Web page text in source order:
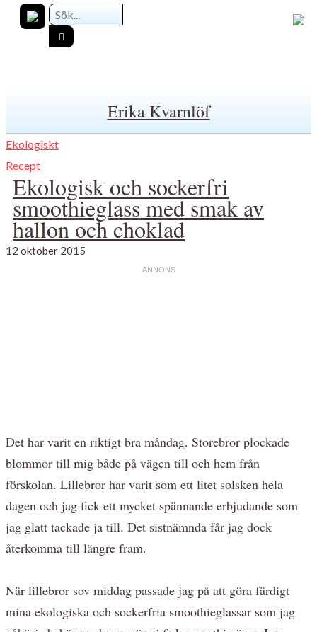
Erika Kvarnlöf
Ekologiskt
Recept
Ekologisk och sockerfri
smoothieglass med smak av
hallon och choklad
12 oktober 2015
Det har varit en riktigt bra måndag. Storebror plockade
blommor till mig både på vägen till och hem från
förskolan. Lillebror har varit som ett litet solsken hela
dagen och jag fick ett mycket spännande erbjudande som
jag glatt tackade ja till. Det sistnämnda får jag dock
återkomma till längre fram.
När lillebror sov middag passade jag på att göra färdigt
mina ekologiska och sockerfria smoothieglassar som jag